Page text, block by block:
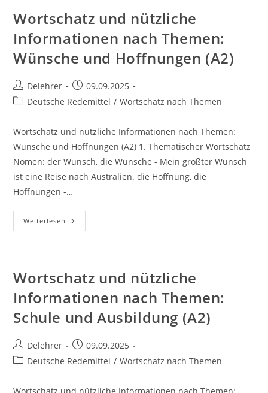
Ausflug
Und
(A2)
Wortschatz und nützliche
Informationen nach Themen:
Wünsche und Hoffnungen (A2)
Beitrags-
Autor:
Delehrer
Beitrag
veröffentlicht:
09.09.2025
Beitrags-
Deutsche Redemittel / Wortschatz nach Themen
Wortschatz und nützliche Informationen nach Themen:
Wünsche und Hoffnungen (A2) 1. Thematischer Wortschatz
Nomen: der Wunsch, die Wünsche - Mein größter Wunsch
ist eine Reise nach Australien. die Hoffnung, die
Hoffnungen -…
Weiterlesen Wortschatz
Und
Wünsche
Und
(A2)
Wortschatz und nützliche
Informationen nach Themen:
Schule und Ausbildung (A2)
Beitrags-
Autor:
Delehrer
Beitrag
veröffentlicht:
09.09.2025
Beitrags-
Deutsche Redemittel / Wortschatz nach Themen